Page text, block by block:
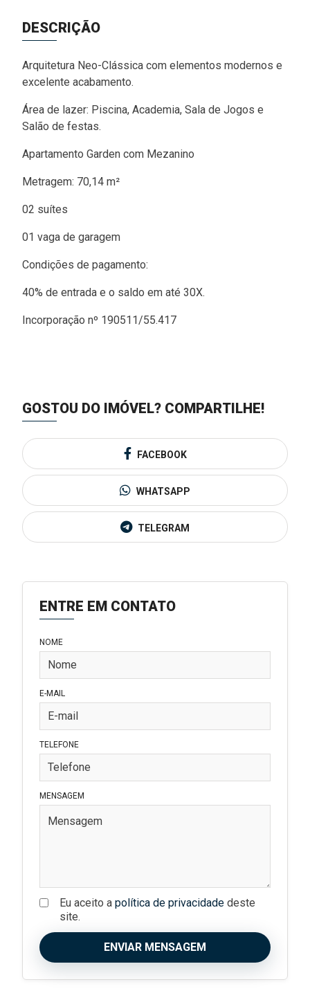
ENTRE EM CONTATO
NOME
E-MAIL
TELEFONE
MENSAGEM
Eu aceito a política de privacidade deste
site.
ENVIAR MENSAGEM
DESCRIÇÃO
Arquitetura Neo-Clássica com elementos modernos e
excelente acabamento.
Área de lazer: Piscina, Academia, Sala de Jogos e
Salão de festas.
Apartamento Garden com Mezanino
Metragem: 70,14 m²
02 suítes
01 vaga de garagem
Condições de pagamento:
40% de entrada e o saldo em até 30X.
Incorporação nº 190511/55.417
GOSTOU DO IMÓVEL? COMPARTILHE!
FACEBOOK
WHATSAPP
TELEGRAM